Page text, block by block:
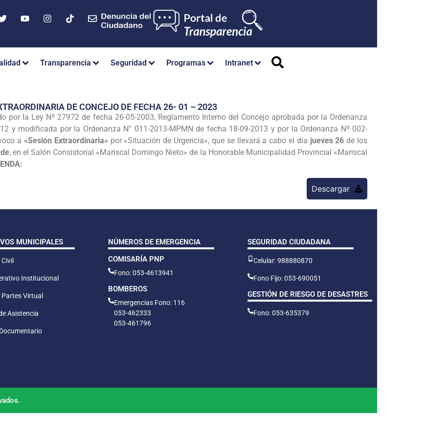
Transparencia Seguridad Programas Intranet
DE CONCEJO DE FECHA 26- 01 – 2023
por la Ley Nº 27972 de fecha 26-05-2003, Reglamento Interno del Concejo aprobada por la Ordenanza
y modificada por la Ordenanza N° 011-2013-MPMN de fecha 18-09-2013 y por la Ordenanza Nº 002-
a «Sesión Extraordinaria» por «Situación de Urgencia», que se llevará a cabo el día jueves 26 de los
, en el Salón Consistorial «Mariscal Domingo Nieto» de la Honorable Municipalidad Provincial «Mariscal
Descargar
MUNICIPALES
Institucional
Partes Virtual
Asistencia
NÚMEROS DE EMERGENCIA
COMISARÍA PNP
Fono: 053-4613941
BOMBEROS
Emergencias Fono: 116
053-462333
053-461796
SEGURIDAD CIUDADANA
Celular: 988880870
Fono Fijo: 053-690051
GESTIÓN DE RIESGO DE DESASTRES
Fono: 053-635379